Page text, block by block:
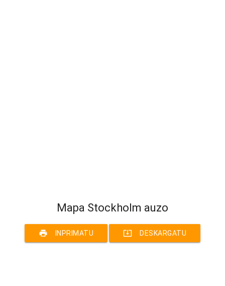
Mapa Stockholm auzo
print INPRIMATU system_update_alt DESKARGATU